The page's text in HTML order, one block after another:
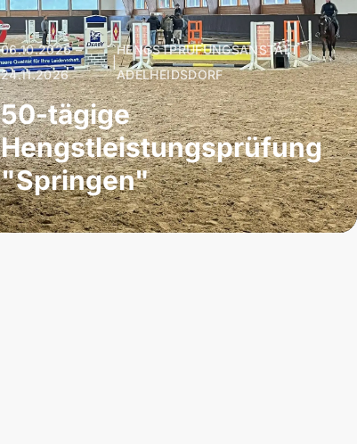
06.10.2026 –
24.11.2026
|
HENGSTPRÜFUNGSANSTALT
ADELHEIDSDORF
50-tägige
Hengstleistungsprüfung
"Springen"